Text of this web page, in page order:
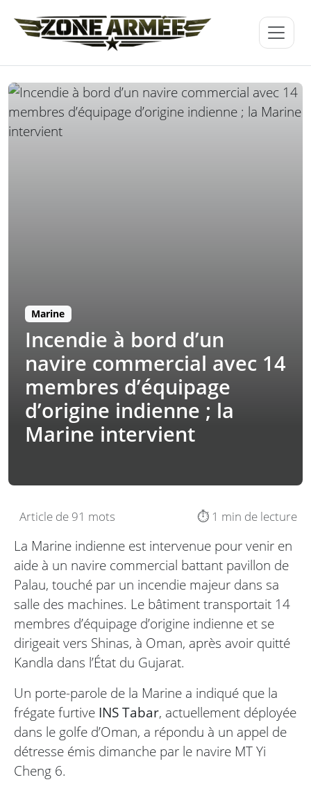
Marine
Incendie à bord d’un
navire commercial avec 14
membres d’équipage
d’origine indienne ; la
Marine intervient
Article de 91 mots ⏱️ 1 min de lecture
La Marine indienne est intervenue pour venir en
aide à un navire commercial battant pavillon de
Palau, touché par un incendie majeur dans sa
salle des machines. Le bâtiment transportait 14
membres d’équipage d’origine indienne et se
dirigeait vers Shinas, à Oman, après avoir quitté
Kandla dans l’État du Gujarat.
Un porte-parole de la Marine a indiqué que la
frégate furtive INS Tabar, actuellement déployée
dans le golfe d’Oman, a répondu à un appel de
détresse émis dimanche par le navire MT Yi
Cheng 6.